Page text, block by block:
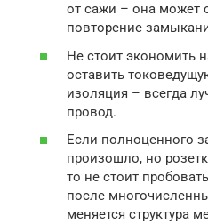
от сажи – она может
повторение
Не стоит экономить
оставить
изоляция – всегда
провод.
Если полноценного
произошло, но
то не стоит
после
меняется структура